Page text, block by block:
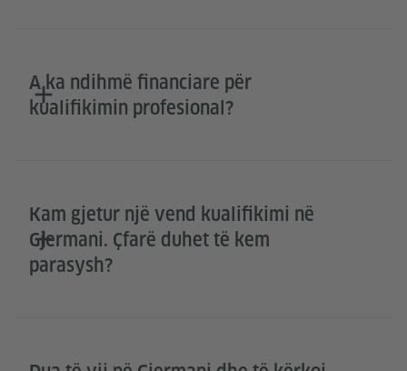
A ka ndihmë financiare për
kualifikimin profesional?
Kam gjetur një vend kualifikimi në
Gjermani. Çfarë duhet të kem
parasysh?